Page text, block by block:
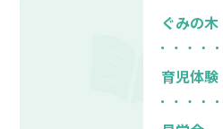
ぐみの木
育児体験